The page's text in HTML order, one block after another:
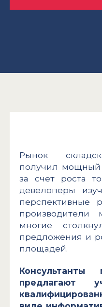
Рынок
получил мощный
за счет роста
девелоперы
перспективные
производители
многие
предложения и
площадей.
Консультанты
предлагают